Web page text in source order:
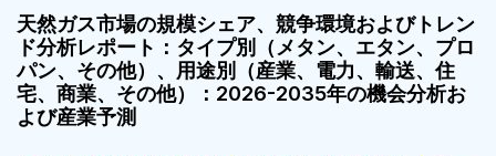
天然ガス市場の規模シェア、競争環境およびトレン
ド分析レポート：タイプ別（メタン、エタン、プロ
パン、その他）、用途別（産業、電力、輸送、住
宅、商業、その他）：2026-2035年の機会分析お
よび産業予測